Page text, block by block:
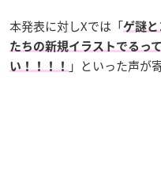
本発表に対しXでは「ゲ謎
たちの新規イラストでる
い！！！！
」といった声が